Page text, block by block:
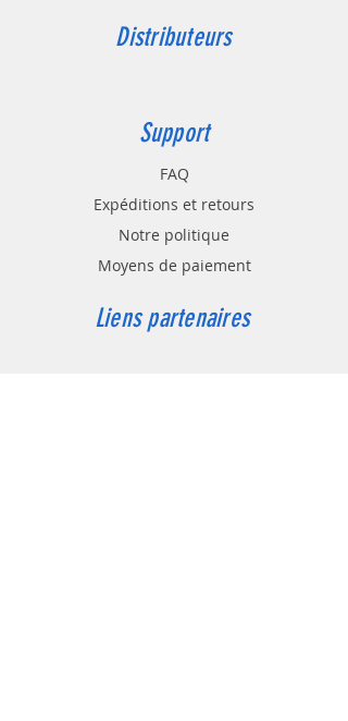
Distributeurs
Support
FAQ
Expéditions et retours
Notre politique
Moyens de paiement
Liens partenaires